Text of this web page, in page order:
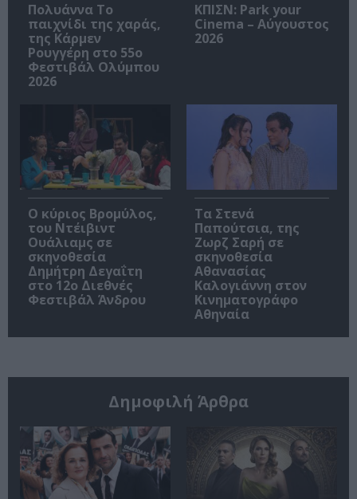
Πολυάννα Το
παιχνίδι της χαράς,
της Κάρμεν
Ρουγγέρη στο 55ο
Φεστιβάλ Ολύμπου
2026
ΚΠΙΣΝ: Park your
Cinema – Αύγουστος
2026
O κύριος Βρομύλος,
του Ντέιβιντ
Ουάλιαμς σε
σκηνοθεσία
Δημήτρη Δεγαΐτη
στο 12ο Διεθνές
Φεστιβάλ Άνδρου
Τα Στενά
Παπούτσια, της
Ζωρζ Σαρή σε
σκηνοθεσία
Αθανασίας
Καλογιάννη στον
Κινηματογράφο
Αθηναία
Δημοφιλή Άρθρα